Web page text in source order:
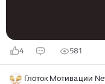
4 581
Глоток Мотивации